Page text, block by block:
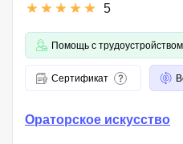
5
Помощь с трудоустройством
Сертификат
Ораторское искусство